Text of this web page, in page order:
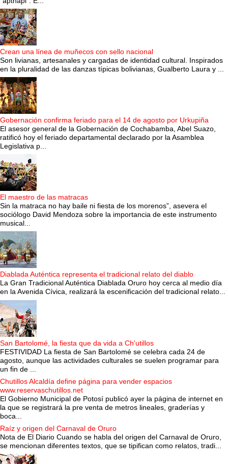
Crean una línea de muñecos con sello nacional
Son livianas, artesanales y cargadas de identidad cultural. Inspirados
en la pluralidad de las danzas típicas bolivianas, Gualberto Laura y ...
Gobernación confirma feriado para el 14 de agosto por Urkupiña
El asesor general de la Gobernación de Cochabamba, Abel Suazo,
ratificó hoy el feriado departamental declarado por la Asamblea
Legislativa p...
El maestro de las matracas
Sin la matraca no hay baile ni fiesta de los morenos”, asevera el
sociólogo David Mendoza sobre la importancia de este instrumento
musical...
Diablada Auténtica representa el tradicional relato del diablo
La Gran Tradicional Auténtica Diablada Oruro hoy cerca al medio día
en la Avenida Cívica, realizará la escenificación del tradicional relato...
San Bartolomé, la fiesta que da vida a Ch'utillos
FESTIVIDAD La fiesta de San Bartolomé se celebra cada 24 de
agosto, aunque las actividades culturales se suelen programar para
un fin de ...
Chutillos Alcaldía define página para vender espacios
www.reservaschutillos.net
El Gobierno Municipal de Potosí publicó ayer la página de internet en
la que se registrará la pre venta de metros lineales, graderías y
boca...
Raíz y origen del Carnaval de Oruro
Nota de El Diario Cuando se habla del origen del Carnaval de Oruro,
se mencionan diferentes textos, que se tipifican como relatos, tradi...